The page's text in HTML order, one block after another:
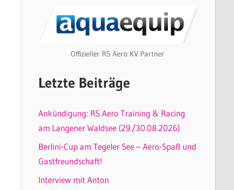
Offizieller RS Aero KV Partner
Letzte Beiträge
Ankündigung: RS Aero Training & Racing
am Langener Waldsee (29./30.08.2026)
Berlini-Cup am Tegeler See – Aero-Spaß und
Gastfreundschaft!
Interview mit Anton